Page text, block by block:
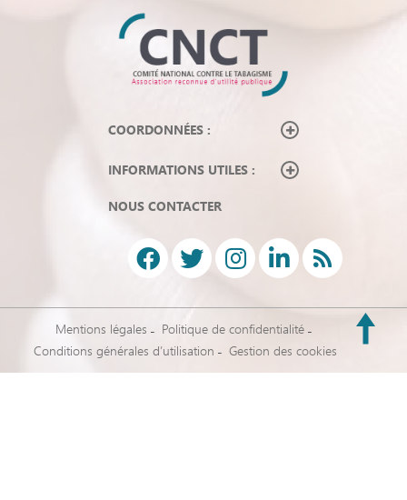
COORDONNÉES :
INFORMATIONS UTILES :
NOUS CONTACTER
Mentions légales
Politique de confidentialité
Conditions générales d’utilisation
Gestion des cookies